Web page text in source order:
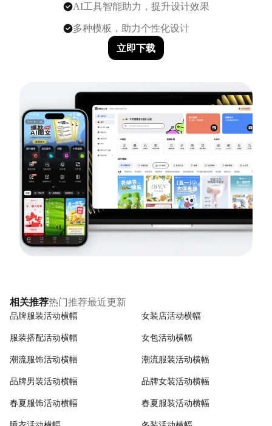
AI工具智能助力，提升设计效果
多种模板，助力个性化设计
立即下载
相关推荐热门推荐最近更新
品牌服装活动横幅 女装店活动横幅
服装搭配活动横幅 女包活动横幅
潮流服饰活动横幅 潮流服装活动横幅
品牌男装活动横幅 品牌女装活动横幅
春夏服饰活动横幅 春夏服装活动横幅